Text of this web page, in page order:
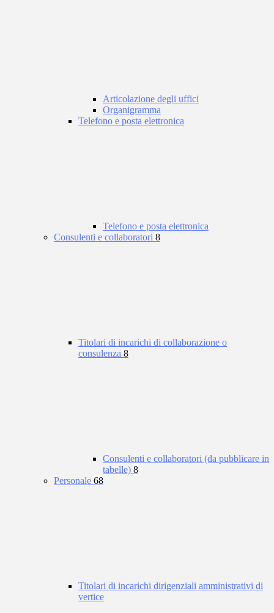
Articolazione degli uffici
Organigramma
Telefono e posta elettronica
Telefono e posta elettronica
Consulenti e collaboratori 8
Titolari di incarichi di collaborazione o
consulenza 8
Consulenti e collaboratori (da pubblicare in
tabelle) 8
Personale 68
Titolari di incarichi dirigenziali amministrativi di
vertice